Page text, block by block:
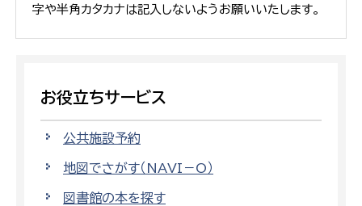
字や半角カタカナは記入しないようお願いいたします。
お役立ちサービス
公共施設予約
地図でさがす（NAVI－O）
図書館の本を探す